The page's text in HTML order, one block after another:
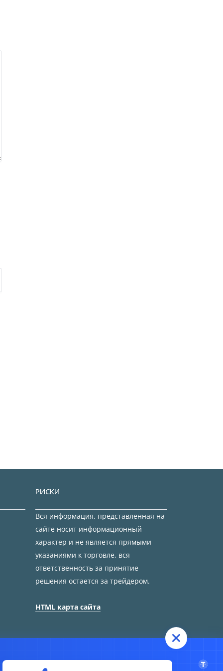
РИСКИ
Вся информация, представленная на
сайте носит информационный
характер и не является прямыми
указаниями к торговле, вся
ответственность за принятие
решения остается за трейдером.
HTML карта сайта